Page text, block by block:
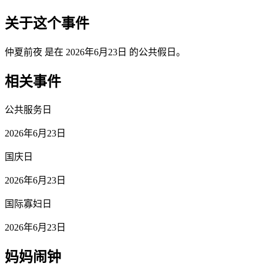
关于这个事件
仲夏前夜 是在 2026年6月23日 的公共假日。
相关事件
公共服务日
2026年6月23日
国庆日
2026年6月23日
国际寡妇日
2026年6月23日
妈妈闹钟